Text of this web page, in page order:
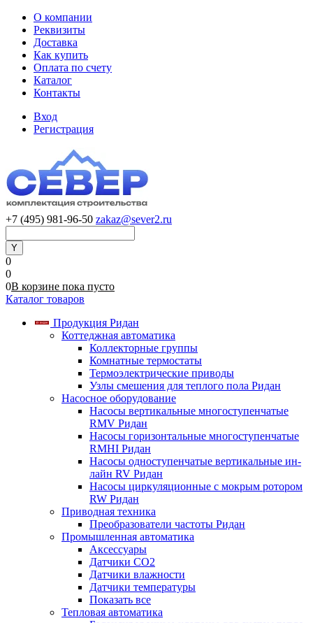
О компании
Реквизиты
Доставка
Как купить
Оплата по счету
Каталог
Контакты
Вход
Регистрация
+7 (495) 981-96-50 zakaz@sever2.ru
0
0
0В корзине пока пусто
Каталог товаров
Продукция Ридан
Коттеджная автоматика
Коллекторные группы
Комнатные термостаты
Термоэлектрические приводы
Узлы смешения для теплого пола Ридан
Насосное оборудование
Насосы вертикальные многоступенчатые
RMV Ридан
Насосы горизонтальные многоступенчатые
RMHI Ридан
Насосы одноступенчатые вертикальные ин-
лайн RV Ридан
Насосы циркуляционные с мокрым ротором
RW Ридан
Приводная техника
Преобразователи частоты Ридан
Промышленная автоматика
Аксессуары
Датчики CO2
Датчики влажности
Датчики температуры
Показать все
Тепловая автоматика